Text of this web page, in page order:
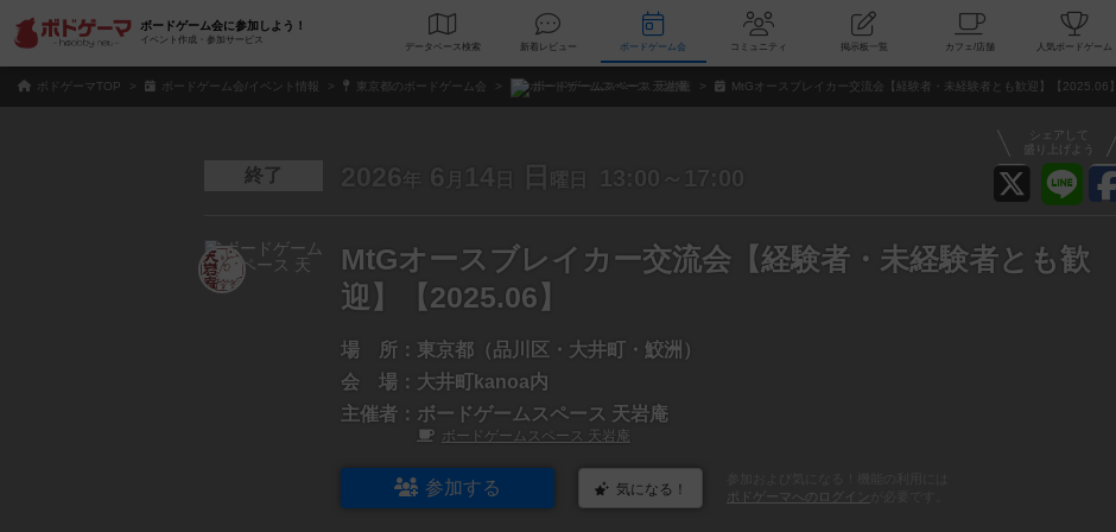
ボードゲーム会に参加しよう！
イベント作成・参加サービス
データベース 検索 新着レビュー ボードゲーム会 コミュニティ 掲示板一覧 カフェ/店舗
ボドゲーマTOP ボードゲーム会/イベント情報 東京都のボードゲーム会 ボードゲームスペース 天岩庵 MtGオースブレイカー交流会【経験者・未経験者とも歓迎】【2025.06】
シェアして
盛り上げよう
終了 2026 年 6 月 14 日 日 曜日 13:00～17:00
MtGオースブレイカー交流会【経験者・未経験者とも歓
迎】【2025.06】
場 所： 東京都（品川区・大井町・鮫洲）
会 場： 大井町kanoa内
主催者： ボードゲームスペース 天岩庵
ボードゲームスペース 天岩庵
参加する 気になる！
ボドゲーマへのログイン